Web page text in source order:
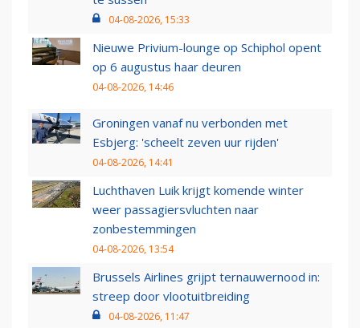
04-08-2026, 15:33
Nieuwe Privium-lounge op Schiphol opent
op 6 augustus haar deuren
04-08-2026, 14:46
Groningen vanaf nu verbonden met
Esbjerg: 'scheelt zeven uur rijden'
04-08-2026, 14:41
Luchthaven Luik krijgt komende winter
weer passagiersvluchten naar
zonbestemmingen
04-08-2026, 13:54
Brussels Airlines grijpt ternauwernood in:
streep door vlootuitbreiding
04-08-2026, 11:47